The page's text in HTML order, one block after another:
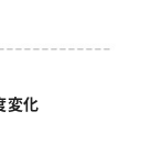
変化